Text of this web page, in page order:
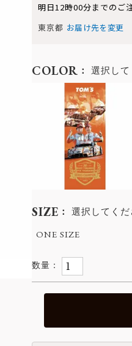
明日12時00分までのご
東京都 お届け先を変更
SIZE
選択してく
ONE SIZE
COLOR 選択し